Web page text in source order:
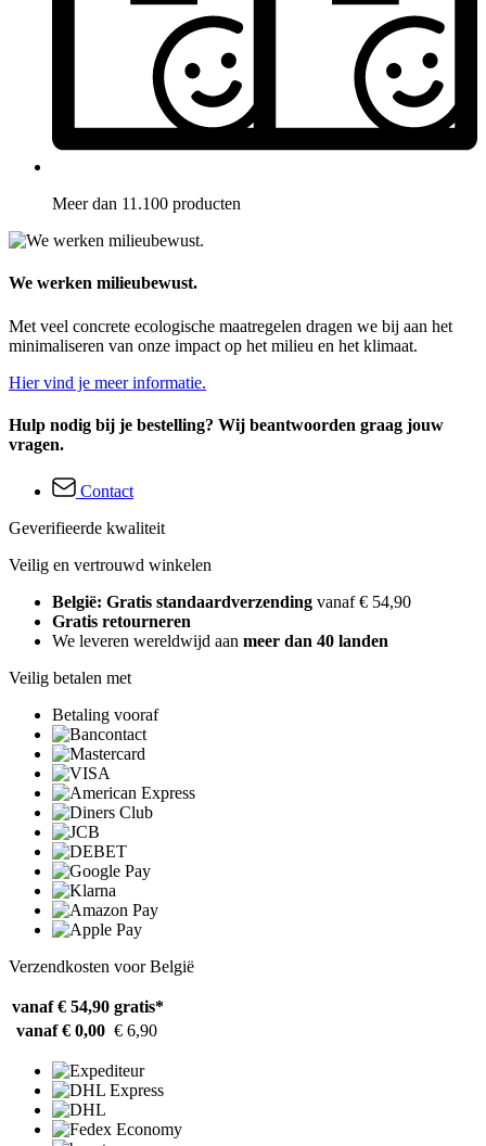
Meer dan 11.100 producten
We werken milieubewust.
Met veel concrete ecologische maatregelen dragen we bij aan het
minimaliseren van onze impact op het milieu en het klimaat.
Hier vind je meer informatie.
Hulp nodig bij je bestelling? Wij beantwoorden graag jouw
vragen.
Contact
Geverifieerde kwaliteit
Veilig en vertrouwd winkelen
België: Gratis standaardverzending vanaf € 54,90
Gratis retourneren
We leveren wereldwijd aan meer dan 40 landen
Veilig betalen met
Betaling vooraf
Verzendkosten voor België
vanaf € 54,90 gratis*
vanaf € 0,00 € 6,90